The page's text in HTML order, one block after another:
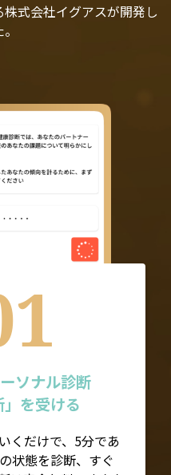
式会社イグアスが開発し
ソナル診断
を受ける
くだけで、5分であ
状態を診断、すぐ